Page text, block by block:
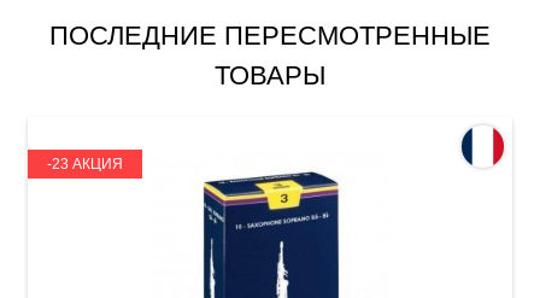
ПОСЛЕДНИЕ ПЕРЕСМОТРЕННЫЕ
ТОВАРЫ
-23 АКЦИЯ